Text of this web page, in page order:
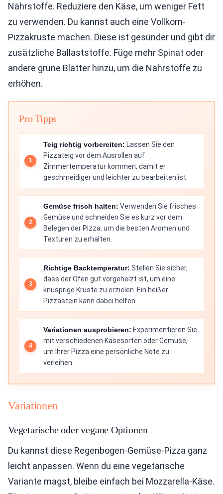
Nährstoffe. Reduziere den Käse, um weniger Fett
zu verwenden. Du kannst auch eine Vollkorn-
Pizzakruste machen. Diese ist gesünder und gibt dir
zusätzliche Ballaststoffe. Füge mehr Spinat oder
andere grüne Blätter hinzu, um die Nährstoffe zu
erhöhen.
Pro Tipps
Teig richtig vorbereiten: Lassen Sie den
Pizzateig vor dem Ausrollen auf
Zimmertemperatur kommen, damit er
geschmeidiger und leichter zu bearbeiten ist.
Gemüse frisch halten: Verwenden Sie frisches
Gemüse und schneiden Sie es kurz vor dem
Belegen der Pizza, um die besten Aromen und
Texturen zu erhalten.
Richtige Backtemperatur: Stellen Sie sicher,
dass der Ofen gut vorgeheizt ist, um eine
knusprige Kruste zu erzielen. Ein heißer
Pizzastein kann dabei helfen.
Variationen ausprobieren: Experimentieren Sie
mit verschiedenen Käsesorten oder Gemüse,
um Ihrer Pizza eine persönliche Note zu
verleihen.
Variationen
Vegetarische oder vegane Optionen
Du kannst diese Regenbogen-Gemüse-Pizza ganz
leicht anpassen. Wenn du eine vegetarische
Variante magst, bleibe einfach bei Mozzarella-Käse.